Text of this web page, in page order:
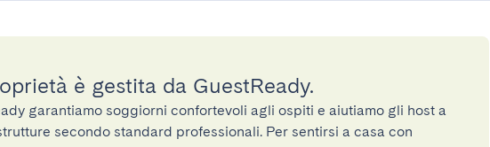
è gestita da GuestReady.
garantiamo soggiorni confortevoli agli ospiti e aiutiamo gli host a
secondo standard professionali. Per sentirsi a casa con